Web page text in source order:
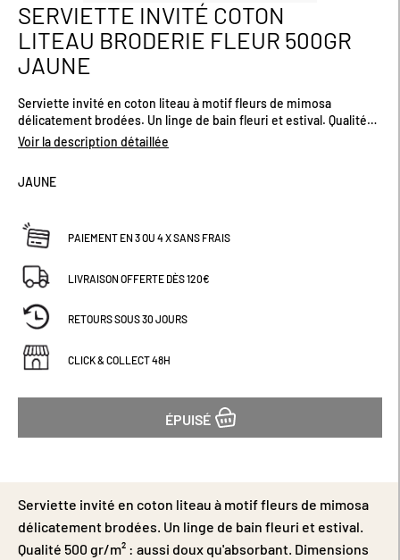
Passer
au
début
de
la
Galerie
d’images
SERVIETTE INVITÉ COTON
LITEAU BRODERIE FLEUR 500GR
JAUNE
Serviette invité en coton liteau à motif fleurs de mimosa
délicatement brodées. Un linge de bain fleuri et estival. Qualité
500 gr/m² : aussi doux qu'absorbant. Dimensions (cm) : H50 x L30
Voir la description détaillée
JAUNE
PAIEMENT EN 3 OU 4 X SANS FRAIS
LIVRAISON OFFERTE DÈS 120€
RETOURS SOUS 30 JOURS
CLICK & COLLECT 48H
ÉPUISÉ
Serviette invité en coton liteau à motif fleurs de mimosa
délicatement brodées. Un linge de bain fleuri et estival.
Qualité 500 gr/m² : aussi doux qu'absorbant. Dimensions